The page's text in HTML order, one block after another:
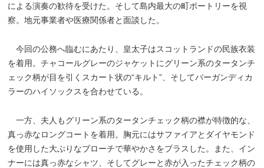
による演奏の歓待を受けた。そして島内最大の町ポートリーを視
察。地元事業者や医療関係者と面談した。
今回の公務へ臨むにあたり、皇太子はスコットランドの民族衣装
を着用。チャコールグレーのジャケットにグリーン系のタータンチ
ェック柄が目を引くスカート状の“キルト”、そしてバーガンディカ
ラーのハイソックスを合わせている。
一方、夫人もグリーン系のタータンチェック柄の襟が特徴的な、
真っ赤なロングコートを着用。胸元にはサファイアとダイヤモンド
を使用した大ぶりなブローチで華やかさをプラスした。また、イン
ナーには真っ赤なシャツ、そしてグレーと赤が入ったチェック柄の